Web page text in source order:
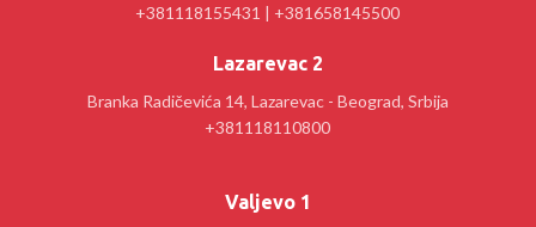
+381118155431 | +381658145500
Lazarevac 2
Branka Radičevića 14, Lazarevac - Beograd, Srbija
+381118110800
Valjevo 1